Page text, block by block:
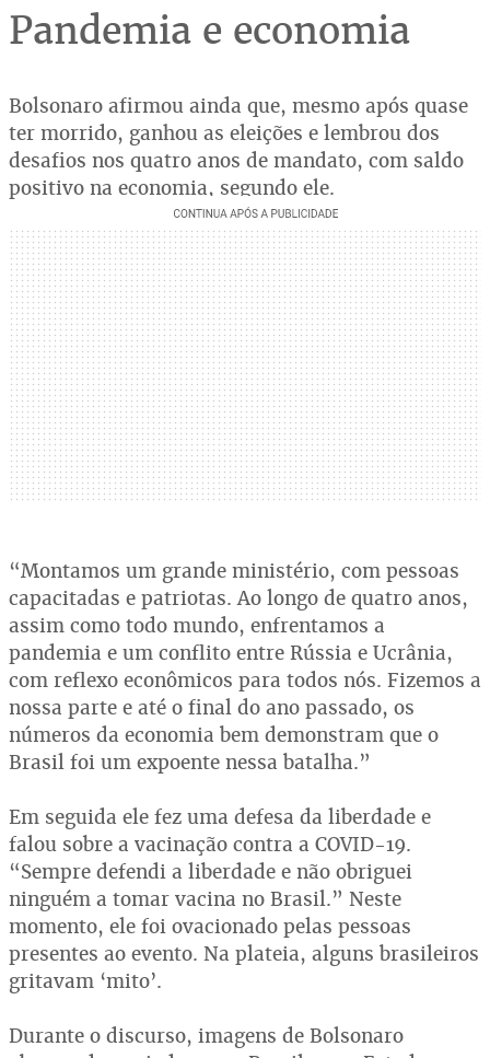
Pandemia e economia
Bolsonaro afirmou ainda que, mesmo após quase
ter morrido, ganhou as eleições e lembrou dos
desafios nos quatro anos de mandato, com saldo
positivo na economia, segundo ele.
“Montamos um grande ministério, com pessoas
capacitadas e patriotas. Ao longo de quatro anos,
assim como todo mundo, enfrentamos a
pandemia e um conflito entre Rússia e Ucrânia,
com reflexo econômicos para todos nós. Fizemos a
nossa parte e até o final do ano passado, os
números da economia bem demonstram que o
Brasil foi um expoente nessa batalha.”
Em seguida ele fez uma defesa da liberdade e
falou sobre a vacinação contra a COVID-19.
“Sempre defendi a liberdade e não obriguei
ninguém a tomar vacina no Brasil.” Neste
momento, ele foi ovacionado pelas pessoas
presentes ao evento. Na plateia, alguns brasileiros
gritavam ‘mito’.
Durante o discurso, imagens de Bolsonaro